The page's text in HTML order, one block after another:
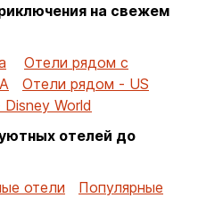
на свежем
Отели рядом с
Отели рядом - US
World
отелей до
отели
Популярные